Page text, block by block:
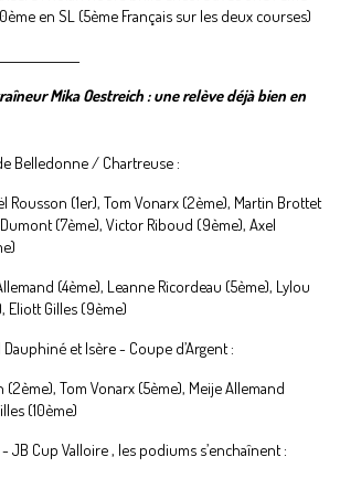
en SL (5ème Français sur les deux courses)
Mika Oestreich : une relève déjà bien en
Belledonne / Chartreuse :
Rousson (1er), Tom Vonarx (2ème), Martin Brottet
(7ème), Victor Riboud (9ème), Axel
(4ème), Leanne Ricordeau (5ème), Lylou
Eliott Gilles (9ème)
et Isère - Coupe d’Argent :
(2ème), Tom Vonarx (5ème), Meije Allemand
(10ème)
JB Cup Valloire , les podiums s’enchaînent :